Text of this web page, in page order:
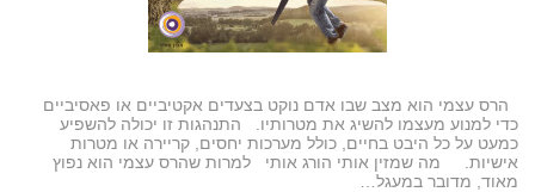
הרס עצמי הוא מצב שבו אדם נוקט בצעדים אקטיביים או פאסיביים
כדי למנוע מעצמו להשיג את מטרותיו. התנהגות זו יכולה להשפיע
כמעט על כל היבט בחיים, כולל מערכות יחסים, קריירה או מטרות
אישיות. מה שמזין אותי הורג אותי למרות שהרס עצמי הוא נפוץ
מאוד, מדובר במעגל…